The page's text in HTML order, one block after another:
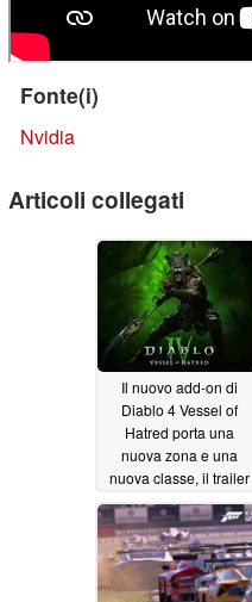
Fonte(i)
Nvidia
Articoli collegati
Il nuovo add-on di
Diablo 4 Vessel of
Hatred porta una
nuova zona e una
nuova classe, il trailer
cinematografico rivela
l'uscita imminente
06/10/2024